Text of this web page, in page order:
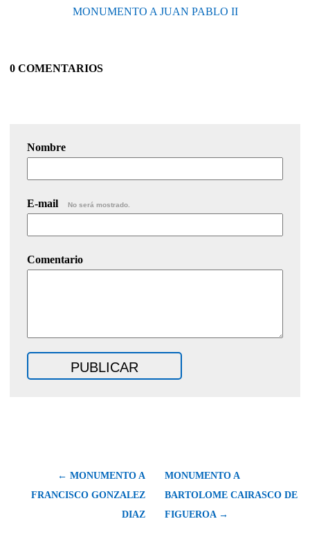
MONUMENTO A JUAN PABLO II
0 COMENTARIOS
Nombre
E-mail No será mostrado.
Comentario
← MONUMENTO A
FRANCISCO GONZALEZ
DIAZ
MONUMENTO A
BARTOLOME CAIRASCO DE
FIGUEROA →